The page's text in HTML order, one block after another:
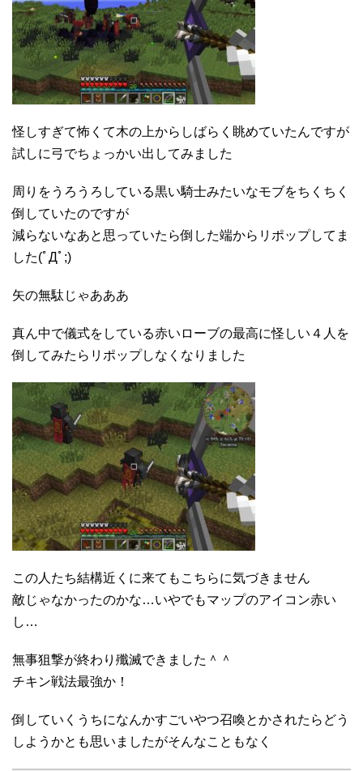
怪しすぎて怖くて木の上からしばらく眺めていたんですが
試しに弓でちょっかい出してみました
周りをうろうろしている黒い騎士みたいなモブをちくちく
倒していたのですが
減らないなあと思っていたら倒した端からリポップしてま
した(ﾟДﾟ;)
矢の無駄じゃあああ
真ん中で儀式をしている赤いローブの最高に怪しい４人を
倒してみたらリポップしなくなりました
この人たち結構近くに来てもこちらに気づきません
敵じゃなかったのかな…いやでもマップのアイコン赤い
し…
無事狙撃が終わり殲滅できました＾＾
チキン戦法最強か！
倒していくうちになんかすごいやつ召喚とかされたらどう
しようかとも思いましたがそんなこともなく